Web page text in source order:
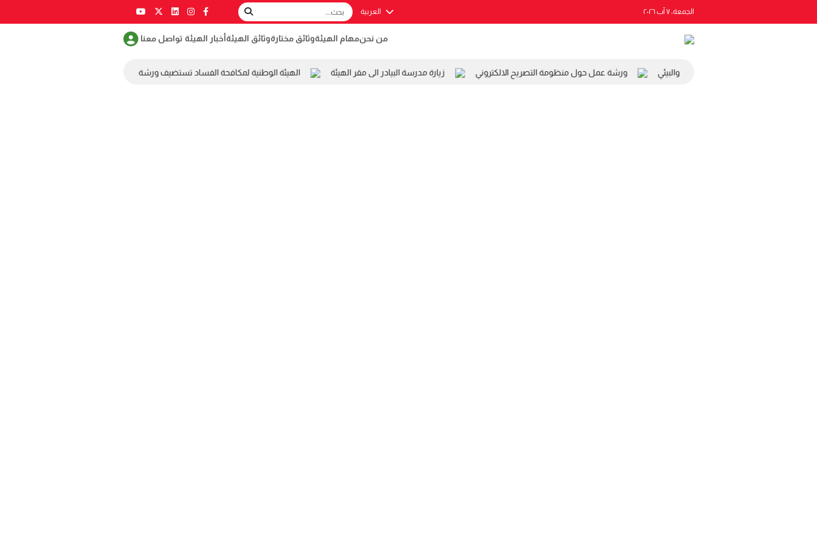
الجمعة، ٧ آب ٢٠٢٦ العربية
من نحنمهام الهيئةوثائق مختارةوثائق الهيئةأخبار الهيئة تواصل معنا
رئيس المجلس الاقتصادي والاجتماعي والبيئي ورشة عمل حول منظومة التصريح الالكتروني زيارة مدرسة البيادر الى مقر الهيئة الهيئة الوطنية لمكافحة الفساد تستضيف ورشة عمل ضمن مسابقة طلابية لمكافحة